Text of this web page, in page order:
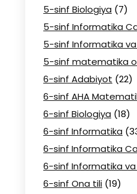
5-sinf Biologiya (7)
5-sinf Informatika
5-sinf Informatika va
5-sinf matematika
6-sinf Adabiyot (22)
6-sinf AHA
6-sinf Biologiya (18)
6-sinf Informatika
6-sinf Informatika
6-sinf Informatika va
6-sinf Ona tili (19)